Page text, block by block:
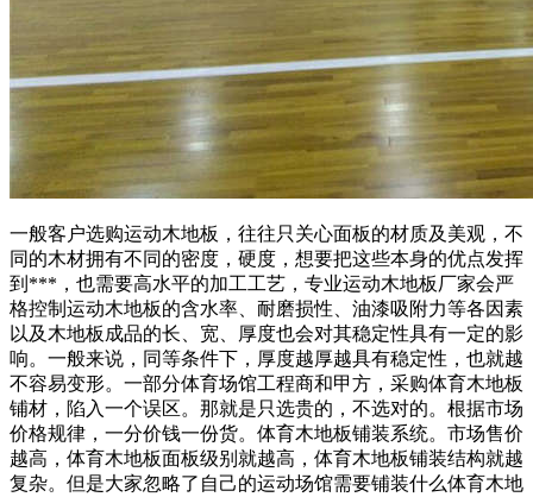
一般客户选购运动木地板，往往只关心面板的材质及美观，不
同的木材拥有不同的密度，硬度，想要把这些本身的优点发挥
到***，也需要高水平的加工工艺，专业运动木地板厂家会严
格控制运动木地板的含水率、耐磨损性、油漆吸附力等各因素
以及木地板成品的长、宽、厚度也会对其稳定性具有一定的影
响。一般来说，同等条件下，厚度越厚越具有稳定性，也就越
不容易变形。一部分体育场馆工程商和甲方，采购体育木地板
铺材，陷入一个误区。那就是只选贵的，不选对的。根据市场
价格规律，一分价钱一份货。体育木地板铺装系统。市场售价
越高，体育木地板面板级别就越高，体育木地板铺装结构就越
复杂。但是大家忽略了自己的运动场馆需要铺装什么体育木地